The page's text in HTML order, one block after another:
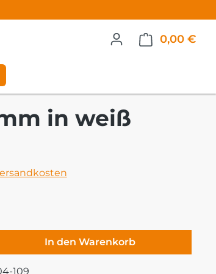
0,00 €
in weiß
Gib den gewünschten
In den Warenkorb
109